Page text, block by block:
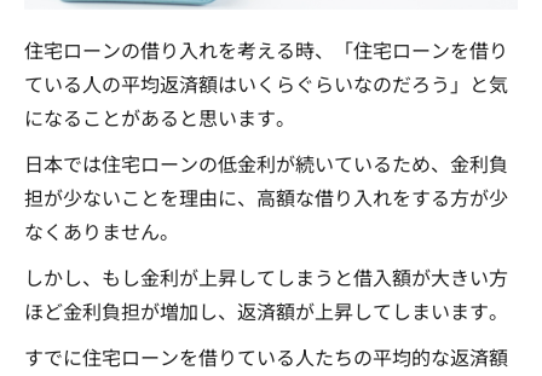
住宅ローンの借り入れを考える時、「住宅ローンを借り
ている人の平均返済額はいくらぐらいなのだろう」と気
になることがあると思います。
日本では住宅ローンの低金利が続いているため、金利負
担が少ないことを理由に、高額な借り入れをする方が少
なくありません。
しかし、もし金利が上昇してしまうと借入額が大きい方
ほど金利負担が増加し、返済額が上昇してしまいます。
すでに住宅ローンを借りている人たちの平均的な返済額